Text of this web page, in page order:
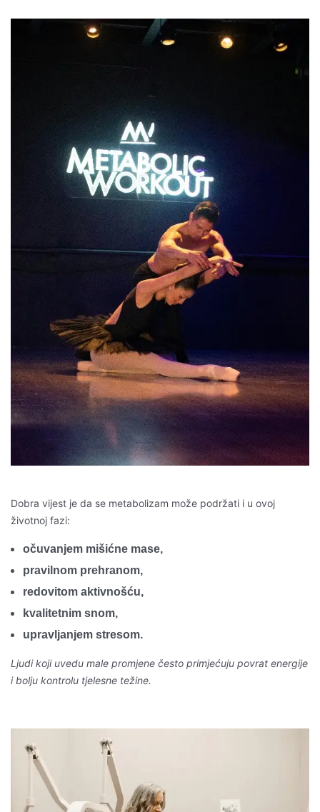
Dobra vijest je da se metabolizam može podržati i u ovoj
životnoj fazi:
očuvanjem mišićne mase,
pravilnom prehranom,
redovitom aktivnošću,
kvalitetnim snom,
upravljanjem stresom.
Ljudi koji uvedu male promjene često primjećuju povrat energije
i bolju kontrolu tjelesne težine.